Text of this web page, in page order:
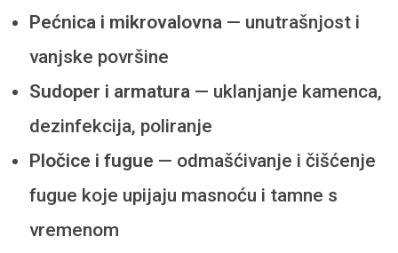
Pećnica i mikrovalovna — unutrašnjost i
vanjske površine
Sudoper i armatura — uklanjanje kamenca,
dezinfekcija, poliranje
Pločice i fugue — odmašćivanje i čišćenje
fugue koje upijaju masnoću i tamne s
vremenom